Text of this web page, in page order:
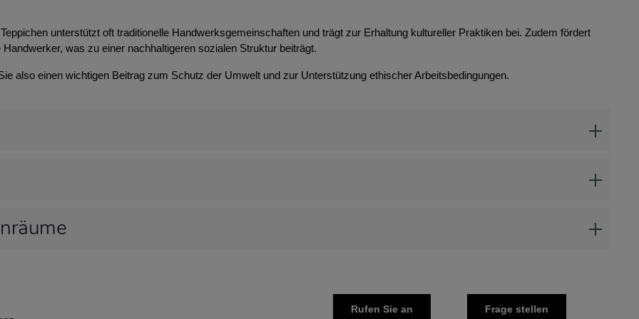
unterstützt oft traditionelle Handwerksgemeinschaften und trägt zur Erhaltung kultureller Praktiken bei. Zudem fördert
was zu einer nachhaltigeren sozialen Struktur beiträgt.
also einen wichtigen Beitrag zum Schutz der Umwelt und zur Unterstützung ethischer Arbeitsbedingungen.
Rufen Sie an Frage stellen